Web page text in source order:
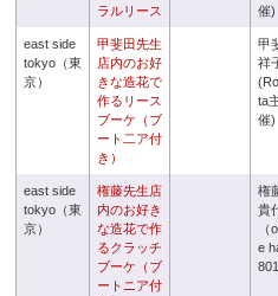
ラルリース
催)
east side
tokyo（東
京）
甲斐田先生
店内のお好
きな造花で
作るリース
ブーケ（ブ
ート二ア付
き）
甲
祥
ta
催)
east side
tokyo（東
京）
権藤先生店
内のお好き
な造花で作
るクラッチ
ブーケ（ブ
ートニア付
権
貴
（
e
801